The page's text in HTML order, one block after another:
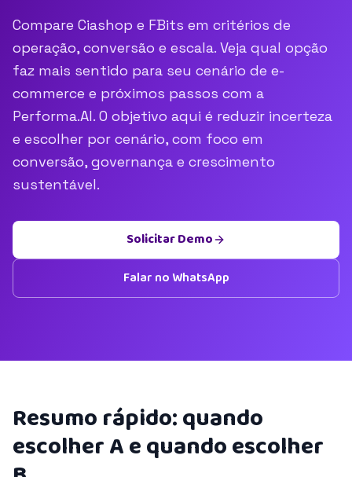
Compare Ciashop e FBits em critérios de
operação, conversão e escala. Veja qual opção
faz mais sentido para seu cenário de e-
commerce e próximos passos com a
Performa.AI. O objetivo aqui é reduzir incerteza
e escolher por cenário, com foco em
conversão, governança e crescimento
sustentável.
Solicitar Demo
Falar no WhatsApp
Resumo rápido: quando
escolher A e quando escolher